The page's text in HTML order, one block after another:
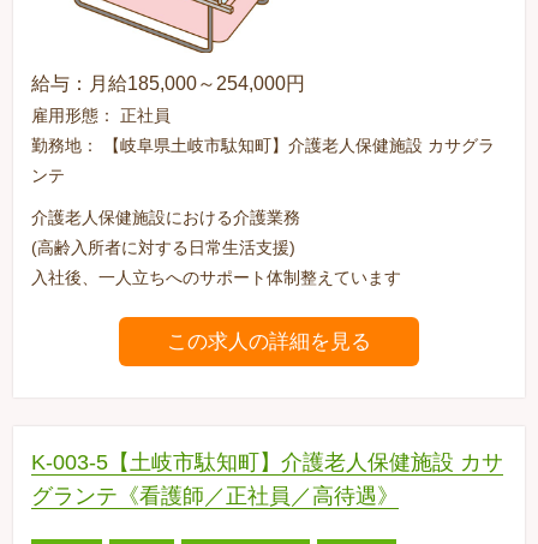
給与：月給185,000～254,000円
雇用形態： 正社員
勤務地： 【岐阜県土岐市駄知町】介護老人保健施設 カサグラ
ンテ
介護老人保健施設における介護業務
(高齢入所者に対する日常生活支援)
入社後、一人立ちへのサポート体制整えています
この求人の詳細を見る
K-003-5【土岐市駄知町】介護老人保健施設 カサ
グランテ《看護師／正社員／高待遇》